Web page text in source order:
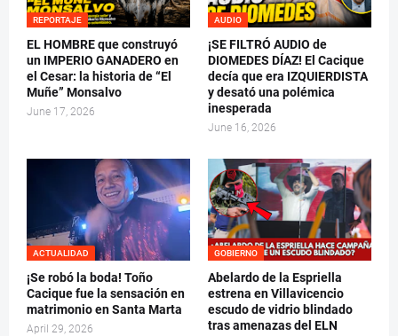
REPORTAJE
EL HOMBRE que construyó
un IMPERIO GANADERO en
el Cesar: la historia de “El
Muñe” Monsalvo
June 17, 2026
AUDIO
¡SE FILTRÓ AUDIO de
DIOMEDES DÍAZ! El Cacique
decía que era IZQUIERDISTA
y desató una polémica
inesperada
June 16, 2026
ACTUALIDAD
¡Se robó la boda! Toño
Cacique fue la sensación en
matrimonio en Santa Marta
April 29, 2026
GOBIERNO
Abelardo de la Espriella
estrena en Villavicencio
escudo de vidrio blindado
tras amenazas del ELN